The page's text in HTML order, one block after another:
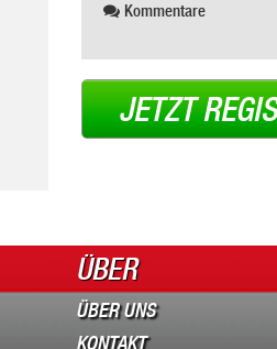
Kommentare
JETZT
ÜBER
ÜBER UNS
KONTAKT